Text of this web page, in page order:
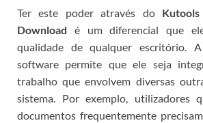
Ter este poder através do
Download é um diferencial que
qualidade de qualquer escritório.
software permite que ele seja
trabalho que envolvem diversas
sistema. Por exemplo, utilizadores
documentos frequentemente